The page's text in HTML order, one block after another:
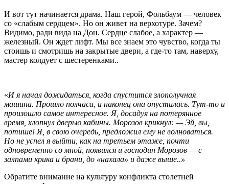
И вот тут начинается драма. Наш герой, Фольбаум — человек
со «слабым сердцем». Но он живет на верхотуре. Зачем?
Видимо, ради вида на Дон. Сердце слабое, а характер —
железный. Он ждет лифт. Мы все знаем это чувство, когда ты
стоишь и смотришь на закрытые двери, а где-то там, наверху,
мастер колдует с шестеренками..
«И я начал дожидаться, когда спустится злополучная
машина. Прошло полчаса, и наконец она опустилась. Тут-то и
произошло самое интересное. Я, досадуя на потерянное
время, хлопнул дверью кабины. Морозов крикнул: — Эй, вы,
потише! Я, в свою очередь, предложил ему не волноваться.
Но не успел я выйти, как на третьем этаже, почти
одновременно со мной, появился и господин Морозов — с
залпами крика и брани, до «нахала» и даже выше..»
Обратите внимание на культуру конфликта столетней